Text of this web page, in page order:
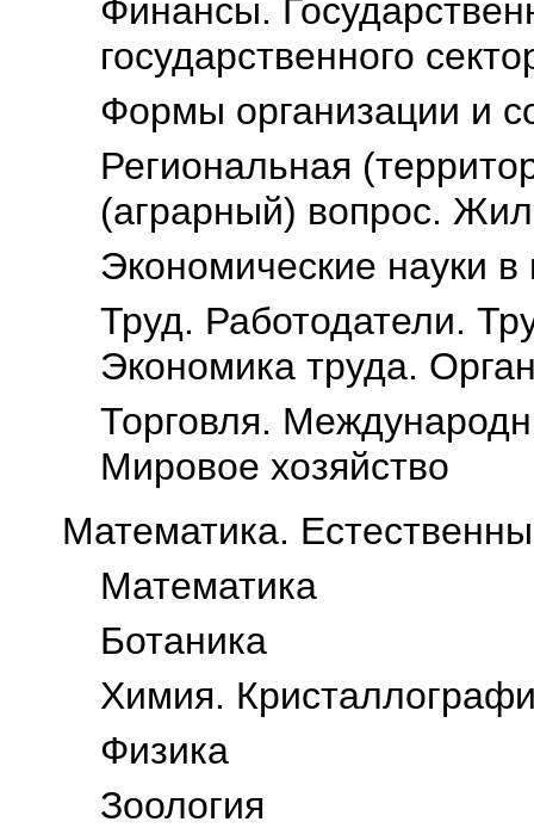
Финансы.
государственного
Формы организации и
Региональная
(аграрный) вопрос.
Экономические науки
Труд. Работодатели.
Экономика труда.
Торговля.
Мировое хозяйство
Математика.
Математика
Ботаника
Химия.
Физика
Зоология